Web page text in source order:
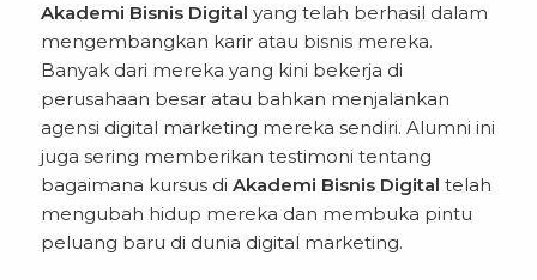
Akademi Bisnis Digital yang telah berhasil dalam
mengembangkan karir atau bisnis mereka.
Banyak dari mereka yang kini bekerja di
perusahaan besar atau bahkan menjalankan
agensi digital marketing mereka sendiri. Alumni ini
juga sering memberikan testimoni tentang
bagaimana kursus di Akademi Bisnis Digital telah
mengubah hidup mereka dan membuka pintu
peluang baru di dunia digital marketing.